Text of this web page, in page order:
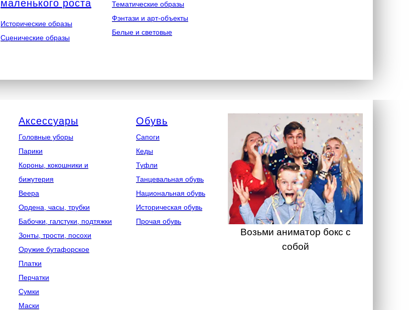
Тематические образы
Фэнтази и арт-объекты
Белые и световые
Исторические образы
Сценические образы
маленького роста
Аксессуары
Головные уборы
Парики
Короны, кокошники и
бижутерия
Веера
Ордена, часы, трубки
Бабочки, галстуки, подтяжки
Зонты, трости, посохи
Оружие бутафорское
Платки
Перчатки
Сумки
Маски
Обувь
Сапоги
Кеды
Туфли
Танцевальная обувь
Национальная обувь
Историческая обувь
Прочая обувь
Возьми аниматор бокс с
собой